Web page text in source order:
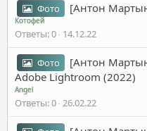
Фото [Антон
Котофей
Ответы 0 14.12.22
Фото
[Антон
Adobe Lightroom (2022)
Angel
Ответы 0 26.02.22